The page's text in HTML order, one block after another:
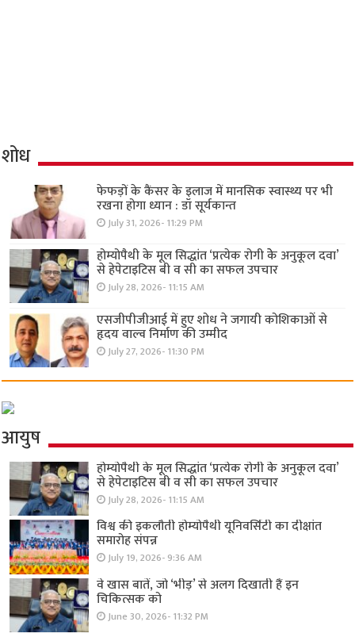
शोध
फेफड़ों के कैंसर के इलाज में मानसिक स्वास्थ्य पर भी
रखना होगा ध्यान : डॉ सूर्यकान्त
July 31, 2026- 11:29 PM
होम्योपैथी के मूल सिद्धांत ‘प्रत्येक रोगी केे अनुकूल दवा’
से हेपेटाइटिस बी व सी का सफल उपचार
July 28, 2026- 11:15 AM
एसजीपीजीआई में हुए शोध ने जगायी कोशिकाओं से
हृदय वाल्व निर्माण की उम्मीद
July 27, 2026- 11:30 PM
आयुष
होम्योपैथी के मूल सिद्धांत ‘प्रत्येक रोगी केे अनुकूल दवा’
से हेपेटाइटिस बी व सी का सफल उपचार
July 28, 2026- 11:15 AM
विश्व की इकलौती होम्योपैथी यूनिवर्सिटी का दीक्षांत
समारोह संपन्न
July 19, 2026- 9:36 AM
वे खास बातें, जो ‘भीड़’ से अलग दिखाती हैं इन
चिकित्सक को
June 30, 2026- 11:32 PM